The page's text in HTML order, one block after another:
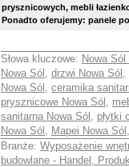
prysznicowych, mebli
Ponadto oferujemy: panele
Słowa kluczowe: Nowa Sól
Nowa Sól , drzwi Nowa Sól ,
Nowa Sól , ceramika
prysznicowe Nowa Sól ,
sanitarna Nowa Sól , płytki
Nowa Sól , Mapei Nowa Sól ,
Branże: Wyposażenie
budowlane - Handel,